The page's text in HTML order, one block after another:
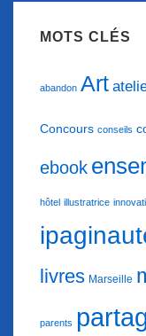
MOTS CLÉS
abandon Art
Concours conseils
ebook
hôtel illustratrice
livres Marseille
parents